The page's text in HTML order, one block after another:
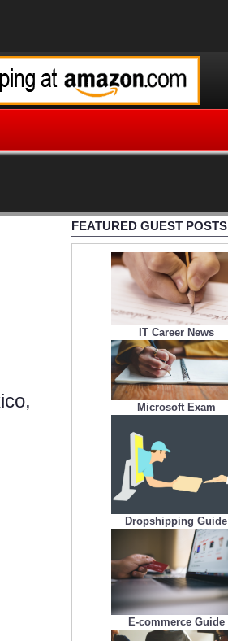
FEATURED GUEST POSTS
IT Career News
Microsoft Exam
Dropshipping Guide
E-commerce Guide